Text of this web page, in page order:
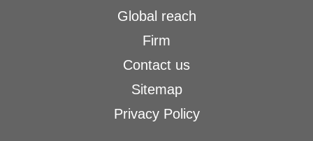
Global reach
Firm
Contact us
Sitemap
Privacy Policy